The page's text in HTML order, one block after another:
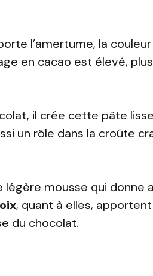
l’amertume, la
en cacao est élevé,
il crée cette pâte
un rôle dans la croûte
mousse qui donne
, quant à elles,
du chocolat.